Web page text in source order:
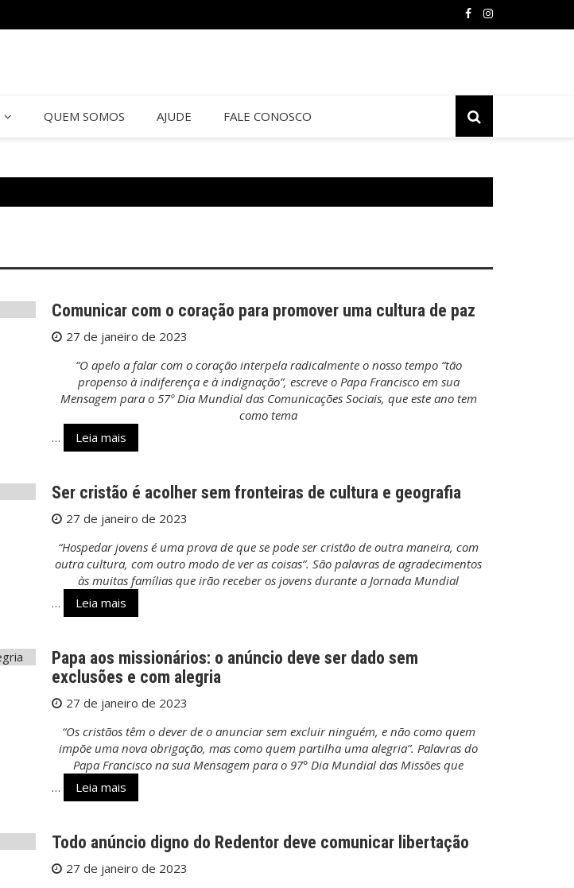
QUEM SOMOS AJUDE FALE CONOSCO
Comunicar com o coração para promover uma cultura de paz
27 de janeiro de 2023
“O apelo a falar com o coração interpela radicalmente o nosso tempo “tão
propenso à indiferença e à indignação”, escreve o Papa Francisco em sua
Mensagem para o 57º Dia Mundial das Comunicações Sociais, que este ano tem
como tema
…
Leia mais
Ser cristão é acolher sem fronteiras de cultura e geografia
27 de janeiro de 2023
“Hospedar jovens é uma prova de que se pode ser cristão de outra maneira, com
outra cultura, com outro modo de ver as coisas”. São palavras de agradecimentos
às muitas famílias que irão receber os jovens durante a Jornada Mundial
…
Leia mais
Papa aos missionários: o anúncio deve ser dado sem
exclusões e com alegria
27 de janeiro de 2023
“Os cristãos têm o dever de o anunciar sem excluir ninguém, e não como quem
impõe uma nova obrigação, mas como quem partilha uma alegria”. Palavras do
Papa Francisco na sua Mensagem para o 97° Dia Mundial das Missões que
…
Leia mais
Todo anúncio digno do Redentor deve comunicar libertação
27 de janeiro de 2023